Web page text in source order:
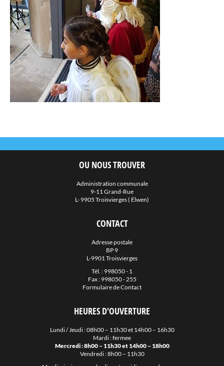
OU NOUS TROUVER
Administration communale
9-11 Grand-Rue
L- 9905 Troisvierges ( Ëlwen)
CONTACT
Adresse postale
BP 9
L-9901 Troisvierges
Tél. : 998050 - 1
Fax : 998050 - 255
Formulaire de Contact
HEURES D'OUVERTURE
Lundi / Jeudi : 08h00 – 11h30 et 14h00 – 16h30
Mardi : fermee
Mercredi : 8h00 – 11h30 et 14h00 – 18h00
Vendredi : 8h00 – 11h30